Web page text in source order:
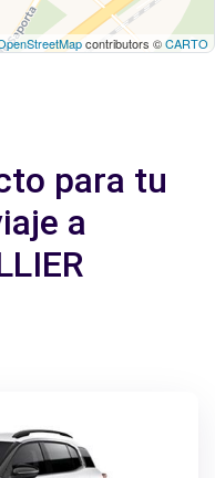
contributors ©CARTO
para tu
a